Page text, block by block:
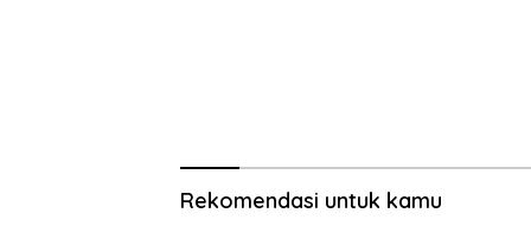
Rekomendasi untuk kamu